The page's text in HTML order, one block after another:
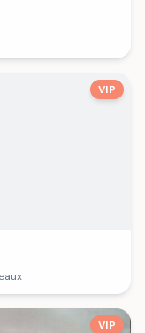
VIP
VIP